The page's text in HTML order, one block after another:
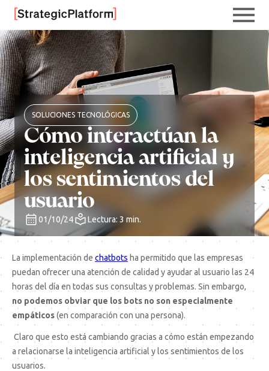
SOLUCIONES TECNOLÓGICAS
Cómo interactúan la
inteligencia artificial y
los sentimientos del
usuario
01/10/24 Lectura: 3 min.
La implementación de chatbots ha permitido que las empresas
puedan ofrecer una atención de calidad y ayudar al usuario las 24
horas del día en todas sus consultas y problemas. Sin embargo,
no podemos obviar que los bots no son especialmente
empáticos(en comparación con una persona).
Claro que esto está cambiando gracias a cómo están empezando
a relacionarse la inteligencia artificial y los sentimientos de los
usuarios.